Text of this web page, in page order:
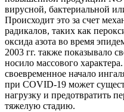
вирусной, бактериальной
Происходит это за счет
радикалов, таких как
оксида азота во время
2003 гг. также показывало
носило массового
своевременное начало
при COVID-19 может
нагрузку и предотвратить
тяжелую стадию.